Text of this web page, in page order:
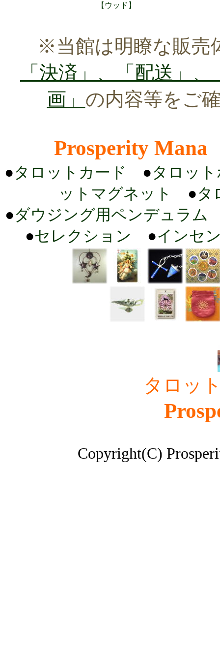
【ウッド】
※当館は明瞭な販売
「決済」、「配送」
画」 の内容等をご
Prosperity Mana
●タロットカード ●タロッ
ットマグネット
●タ
●ダウジング用ペンデュラム
●セレクション ●インセ
タロッ
Copyright(C)